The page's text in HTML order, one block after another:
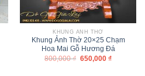
KHUNG ẢNH THỜ
Khung Ảnh Thờ 20×25 Chạm
Hoa Mai Gỗ Hương Đá
800,000₫ 650,000 ₫